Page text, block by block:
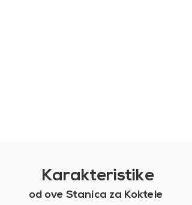
Karakteristike
od ove Stanica za Koktele